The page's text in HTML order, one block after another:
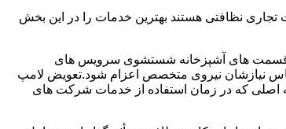
نظافتی هستند بهترین خدمات را در این بخش
قسمت های آشپزخانه شستشوی سرویس های
اساس نیازشان نیروی متخصص اعزام شود.تعویض لامپ
اصلی که در زمان استفاده از خدمات شرکت های